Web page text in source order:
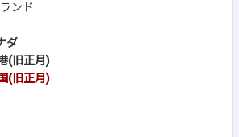
ンド
ダ
(旧正月)
(旧正月)